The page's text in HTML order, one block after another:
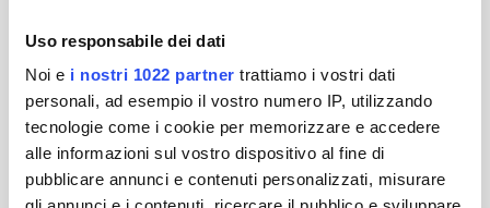
Uso responsabile dei dati
Noi e i nostri 1022 partner trattiamo i vostri dati
personali, ad esempio il vostro numero IP, utilizzando
tecnologie come i cookie per memorizzare e accedere
alle informazioni sul vostro dispositivo al fine di
pubblicare annunci e contenuti personalizzati, misurare
Publiacqua S.p.A fin dalla sua nascita lavora alla
realizzazione di una moderna azienda al servizio
dei cittadini nel campo del servizio idrico
integrato, dove opera attraverso la progettazione,
la realizzazione e la gestione di un efficiente ciclo
produttivo caratterizzato da: